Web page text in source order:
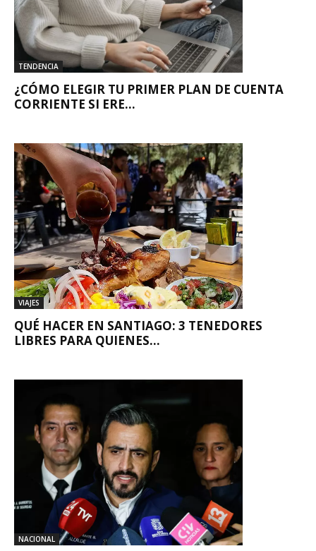
TENDENCIA
¿CÓMO ELEGIR TU PRIMER PLAN DE CUENTA
CORRIENTE SI ERE...
VIAJES
QUÉ HACER EN SANTIAGO: 3 TENEDORES
LIBRES PARA QUIENES...
NACIONAL